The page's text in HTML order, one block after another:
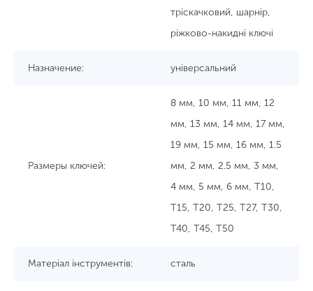
тріскачковий, шарнір,
ріжково-накидні ключі
Назначение: універсальний
Размеры ключей:
8 мм, 10 мм, 11 мм, 12
мм, 13 мм, 14 мм, 17 мм,
19 мм, 15 мм, 16 мм, 1.5
мм, 2 мм, 2.5 мм, 3 мм,
4 мм, 5 мм, 6 мм, T10,
T15, T20, T25, T27, T30,
T40, T45, T50
Матеріал інструментів: сталь